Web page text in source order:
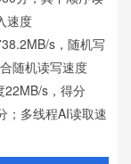
速度
s，随机写
随机读写速度
22MB/s，得分
；多线程AI读取速